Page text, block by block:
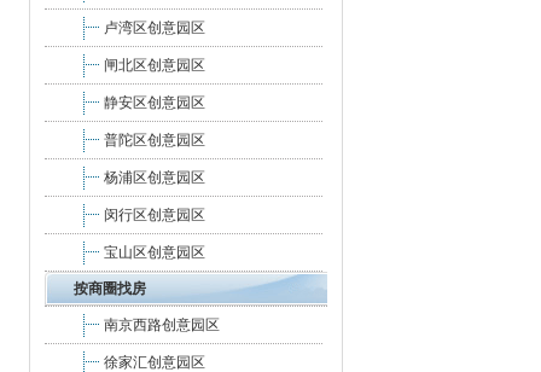
卢湾区创意园区
闸北区创意园区
静安区创意园区
普陀区创意园区
杨浦区创意园区
闵行区创意园区
宝山区创意园区
按商圈找房
南京西路创意园区
徐家汇创意园区